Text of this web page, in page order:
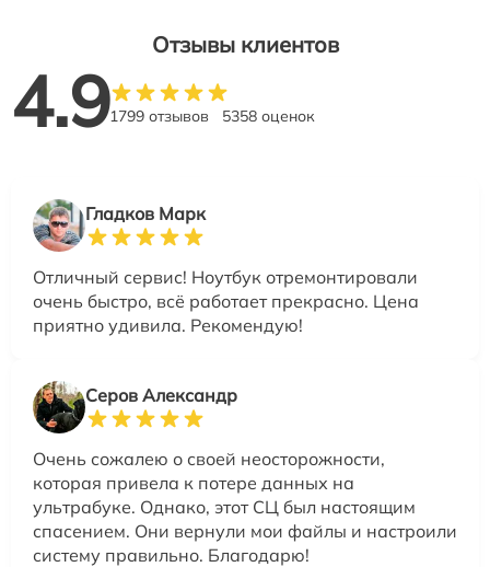
Отзывы клиентов
4.91799 отзывов 5358 оценок
Гладков Марк
Отличный сервис! Ноутбук отремонтировали
очень быстро, всё работает прекрасно. Цена
приятно удивила. Рекомендую!
Серов Александр
Очень сожалею о своей неосторожности,
которая привела к потере данных на
ультрабуке. Однако, этот СЦ был настоящим
спасением. Они вернули мои файлы и настроили
систему правильно. Благодарю!